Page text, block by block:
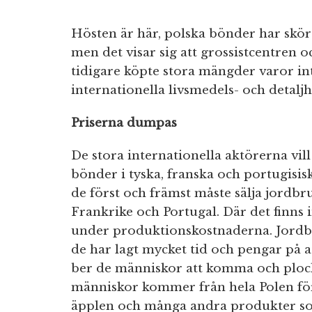
Hösten är här, polska bönder har
men det visar sig att grossistcentren
tidigare köpte stora mängder varor
internationella livsmedels- och
Priserna dumpas
De stora internationella aktörerna
bönder i tyska, franska och
de först och främst måste sälja
Frankrike och Portugal. Där det finns
under produktionskostnaderna.
de har lagt mycket tid och pengar på
ber de människor att komma och
människor kommer från hela Polen
äpplen och många andra produkter